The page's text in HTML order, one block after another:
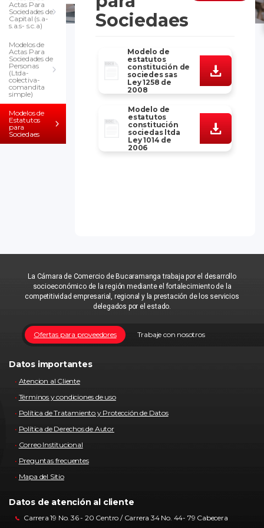
Actas Para
Sociedades de
Capital (s.a-
s.a.s- s.c.a)
Modelos de
Actas Para
Sociedades de
Personas
(Ltda-
colectiva-
comandita
simple)
Modelos de
Estatutos
para
Sociedaes
Sociedaes
Modelo de
estatutos
constitución de
sociedes sas
Ley 1258 de
2008
Modelo de
estatutos
constitución
sociedas ltda
Ley 1014 de
2006
La Cámara de Comercio de Bucaramanga trabaja por el desarrollo
socioeconómico de la región mediante el fortalecimiento de la
competitividad empresarial, regional y la prestación de los servicios
delegados por el estado.
Trabaje con nosotros
Ofertas para proveedores
Datos importantes
Atencion al Cliente
Términos y condiciones de uso
Política de Tratamiento y Protección de Datos
Política de Derechos de Autor
Correo Institucional
Preguntas frecuentes
Mapa del Sitio
Datos de atención al cliente
Carrera 19 No. 36 - 20 Centro / Carrera 34 No. 44- 79 Cabecera